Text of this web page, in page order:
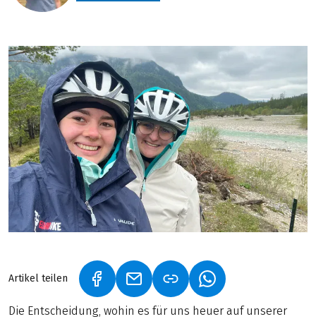
Artikel teilen (LINK ÖFFNET IN NEUEM TAB)
(LINK ÖFFNET IN NEUEM TAB)
(LINK ÖFFNET IN
Die Entscheidung, wohin es für uns heuer auf unserer